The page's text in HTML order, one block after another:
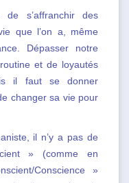
s’affranchir des
que l’on a, même
Dépasser notre
et de loyautés
il faut se donner
changer sa vie pour
il n’y a pas de
» (comme en
Conscience »